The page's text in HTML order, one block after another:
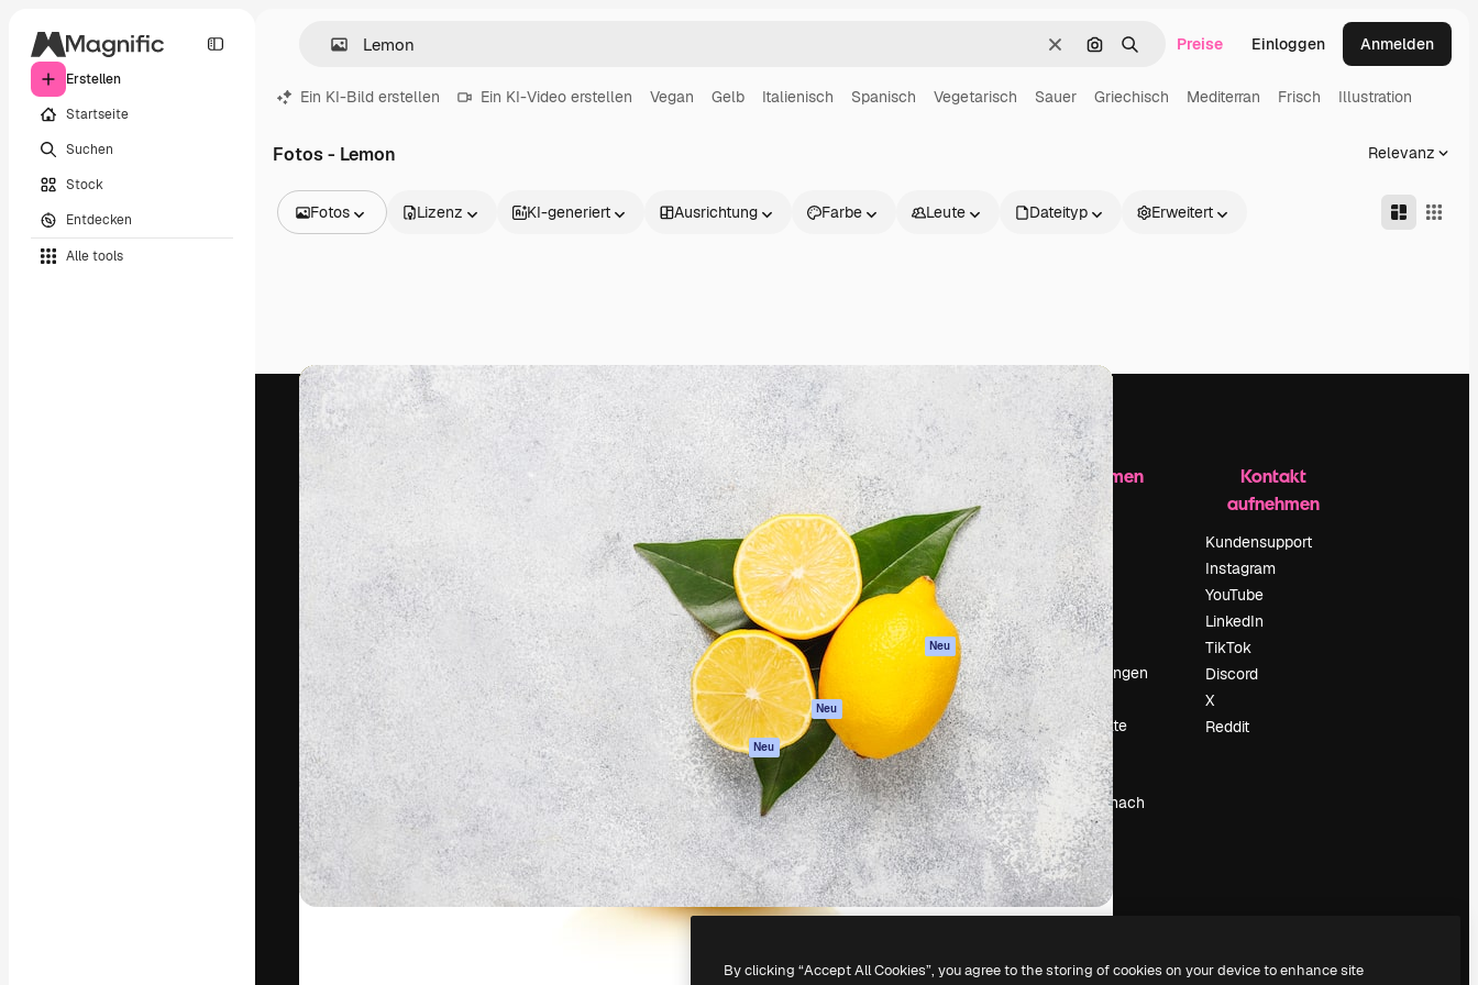
Erstellen
Startseite
Suchen
Stock
Entdecken
Alle tools
LöschenNach Bild suchen
SuchenPreise Einloggen Anmelden
Ein KI-Bild erstellen Ein KI-Video erstellen Vegan Gelb Italienisch Spanisch Vegetarisch Sauer Griechisch Mediterran Frisch Illustration
Fotos - Lemon Relevanz
Fotos
Videos
Filmmaterial
Motion Graphics
Videovorlagen
Icons
Schriftarten
Lizenz KI-generiert Ausrichtung Farbe Leute Dateityp Erweitert
Die kreative Plattform, um deine beste
Arbeit zu verwirklichen. Mehr als 1 Million
Abonnenten unter Kreativen, Unternehmen,
Agenturen und Studios.
Deutsch
Produkte
Spaces
KI-Assistent
KI-Bildgenerator
KI-Videogenerator
KI-
Stimmengenerator
Stock-Inhalte
MCP für
Claude/ChatGPT
Neu
Agenten Neu
API
Mobile App
Alle Magnific-Tools
Loslegen
Academy
Dokumentation
Support
AGB
Datenschutzerklärung
Originale
Neu
Cookie-Richtlinie
Vertrauenszentrum
Partner
Unternehmen
Unternehmen
Preise
Über uns
Reviews
Karriere
Suchtrends
Blog
Veranstaltungen
Slidesgo
Deine Inhalte
verkaufen
Pressesaal
Suchst du nach
magnific.ai
Kontakt
aufnehmen
Kundensupport
Instagram
YouTube
LinkedIn
TikTok
Discord
X
Reddit
Copyright © 2010-2026Freepik Company S.L.U. Alle Rechte vorbehalten.
By clicking “Accept All Cookies”, you agree to the storing of cookies on your device to enhance site